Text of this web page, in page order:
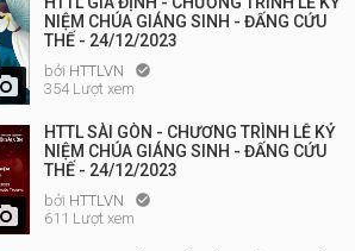
NIỆM CHÚA GIÁNG SINH - ĐẤNG CỨU
THẾ - 24/12/2023
bởi HTTLVN 
354 Lượt xem
HTTL SÀI GÒN - CHƯƠNG TRÌNH LỄ KỶ
NIỆM CHÚA GIÁNG SINH - ĐẤNG CỨU
THẾ - 24/12/2023
bởi HTTLVN 
611 Lượt xem